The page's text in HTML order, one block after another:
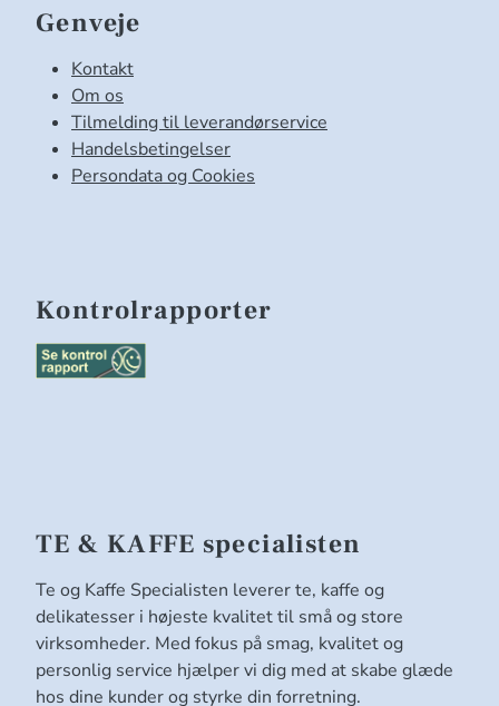
Genveje
Kontakt
Om os
Tilmelding til leverandørservice
Handelsbetingelser
Persondata og Cookies
Kontrolrapporter
TE & KAFFE specialisten
Te og Kaffe Specialisten leverer te, kaffe og
delikatesser i højeste kvalitet til små og store
virksomheder. Med fokus på smag, kvalitet og
personlig service hjælper vi dig med at skabe glæde
hos dine kunder og styrke din forretning.